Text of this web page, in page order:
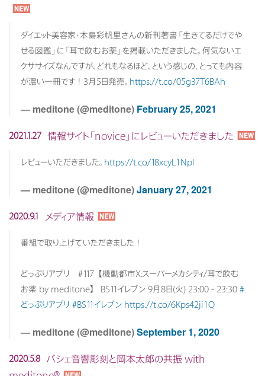
ダイエット美容家・本島彩帆里さんの新刊著書「生きてるだけでや
せる図鑑」に「耳で飲むお薬」を掲載いただきました。何気ないエ
クササイズなんですが、どれもなるほど、という感じの、とっても内容
が濃い一冊です！3月5日発売。 https://t.co/05g37T6BAh
— meditone (@meditone) February 25, 2021
2021.1.27 情報サイト「novice」にレビューいただきました
レビューいただきました。 https://t.co/18xcyL1Npl
— meditone (@meditone)January 27, 2021
2020.9.1 メディア情報
番組で取り上げていただきました！
どっぷりアプリ #117【機動都市X:スーパーメカシティ/耳で飲む
お薬 by meditone】 BS11イレブン 9月8日(火) 23:00 - 23:30 #
どっぷりアプリ #BS11イレブン https://t.co/6Kps42ji1Q
— meditone (@meditone)September 1, 2020
2020.5.8
バシェ音響彫刻と岡本太郎の共振 with